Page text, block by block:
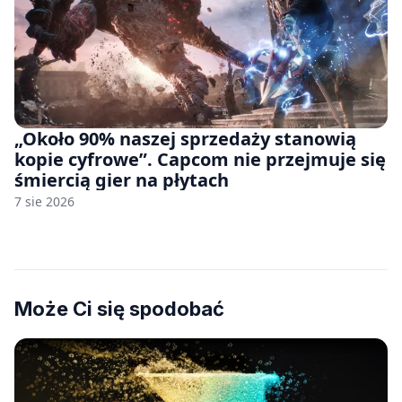
„Około 90% naszej sprzedaży stanowią
kopie cyfrowe”. Capcom nie przejmuje się
śmiercią gier na płytach
7 sie 2026
Może Ci się spodobać